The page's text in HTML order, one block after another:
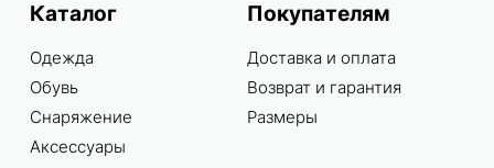
Каталог
Одежда
Обувь
Снаряжение
Аксессуары
Покупателям
Доставка и оплата
Возврат и гарантия
Размеры